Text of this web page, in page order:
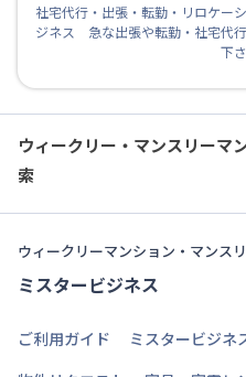
社宅代行・出張・転勤・リロケー
ジネス 急な出張や転勤・社宅代
下さ
ウィークリー・マンスリーマ
索
ウィークリーマンション・マンス
ミスタービジネス
ご利用ガイド
ミスタービジネ